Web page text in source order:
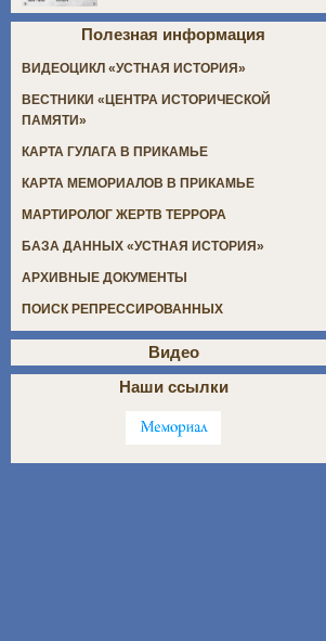
Полезная информация
ВИДЕОЦИКЛ «УСТНАЯ ИСТОРИЯ»
ВЕСТНИКИ «ЦЕНТРА ИСТОРИЧЕСКОЙ
ПАМЯТИ»
КАРТА ГУЛАГА В ПРИКАМЬЕ
КАРТА МЕМОРИАЛОВ В ПРИКАМЬЕ
МАРТИРОЛОГ ЖЕРТВ ТЕРРОРА
БАЗА ДАННЫХ «УСТНАЯ ИСТОРИЯ»
АРХИВНЫЕ ДОКУМЕНТЫ
ПОИСК РЕПРЕССИРОВАННЫХ
Видео
Наши ссылки